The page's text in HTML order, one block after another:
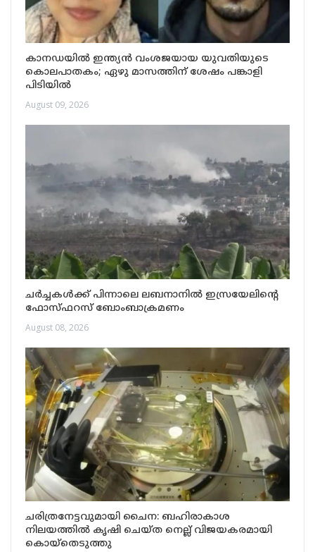
കാനഡയിൽ ഇന്ത്യൻ വംശജയായ യുവതിയുടെ
കൊലപാതകം; ഏഴു മാസത്തിന് ശേഷം പങ്കാളി
പിടിയിൽ
August 09, 2026
ചർച്ചകൾക്ക് പിന്നാലെ ലബനാനിൽ ഇസ്രയേലിന്റെ
ഫോസ്ഫറസ് ബോംബാക്രമണം
August 08, 2026
ചരിത്രനേട്ടവുമായി ചൈന: ബഹിരാകാശ
നിലയത്തിൽ കൃഷി ചെയ്ത നെല്ല് വിജയകരമായി
കൊയ്തെടുത്തു